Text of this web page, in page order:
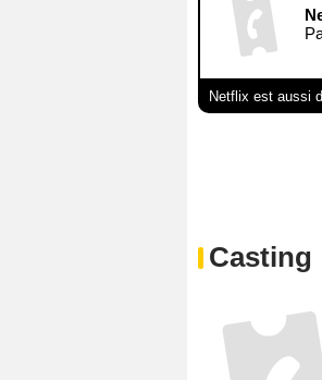
Netflix est aussi
Casting